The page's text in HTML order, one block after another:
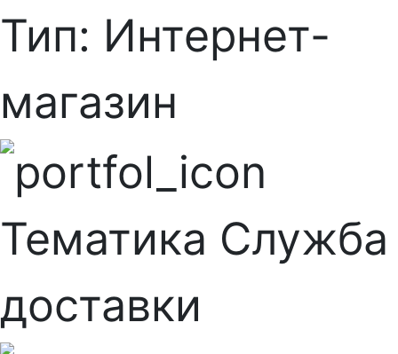
Тип: Интернет-
магазин
Тематика Служба
доставки